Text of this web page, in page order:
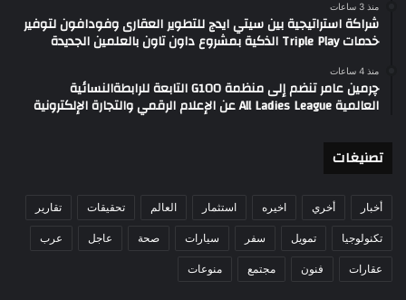
منذ 3 ساعات
شراكة استراتيجية بين سيتي ايدج للتطوير العقارى وفودافون لتوفير
خدمات Triple Play الذكية بمشروع داون تاون بالعلمين الجديدة
منذ 4 ساعات
چرمين عامر تنضم إلى منظمة G100 التابعة للرابطةالنسائية
العالمية All Ladies League عن الإعلام الرقمي والتجارة الإلكترونية
تصنيغات
أخبار أخري اخيره استثمار العالم تحقيقات تقارير
تكنولوجيا تمويل سفر سيارات صحة عاجل عرب
عقارات فنون مجتمع منوعات